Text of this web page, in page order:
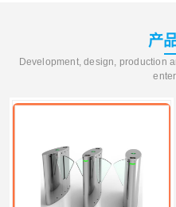
产
Development, design, production